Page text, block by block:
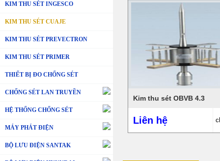
KIM THU SÉT INGESCO
KIM THU SÉT CUAJE
KIM THU SÉT PREVECTRON
KIM THU SÉT PRIMER
THIẾT BỊ ĐO CHỐNG SÉT
CHỐNG SÉT LAN TRUYỀN
HỆ THỐNG CHỐNG SÉT
MÁY PHÁT ĐIỆN
BỘ LƯU ĐIỆN SANTAK
Kim thu sét OBVB 4.3
Liên hệ